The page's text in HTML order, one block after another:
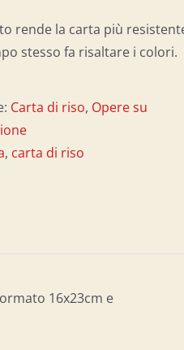
rende la carta più
stesso fa risaltare i colori.
Carta di riso, Opere su
, carta di riso
16x23cm e